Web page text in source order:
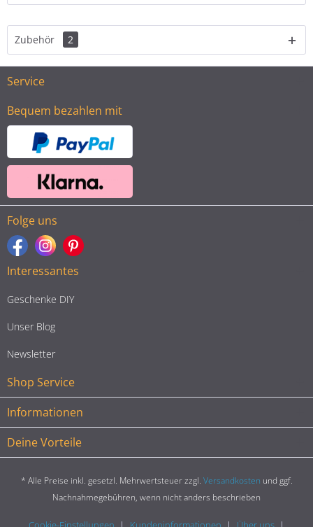
Zubehör 2
Service
Bequem bezahlen mit
Folge uns
Interessantes
Geschenke DIY
Unser Blog
Newsletter
Shop Service
Informationen
Deine Vorteile
* Alle Preise inkl. gesetzl. Mehrwertsteuer zzgl. Versandkosten und ggf.
Nachnahmegebühren, wenn nicht anders beschrieben